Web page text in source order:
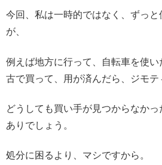
今回、私は一時的ではなく、ずっ
が、
例えば地方に行って、自転車を使
古で買って、用が済んだら、ジモテ
どうしても買い手が見つからなか
ありでしょう。
処分に困るより、マシですから。